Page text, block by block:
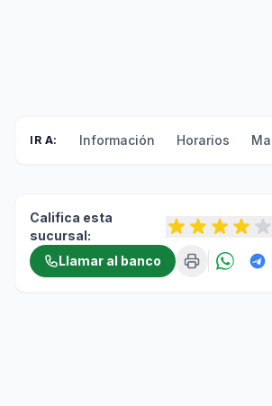
IR A: Información Horarios
Califica esta
sucursal:
Llamar al banco